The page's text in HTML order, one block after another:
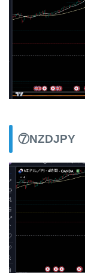
⑦NZDJPY